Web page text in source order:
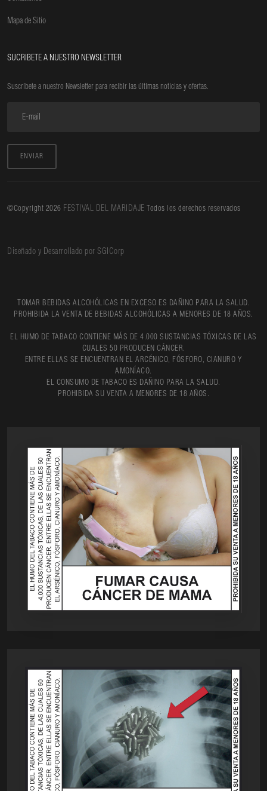
Mapa de Sitio
SUCRIBETE A NUESTRO NEWSLETTER
Suscríbete a nuestro Newsletter para recibir las últimas noticias y ofertas.
ENVIAR
©Copyright 2026 FESTIVAL DEL MARIDAJE Todos los derechos reservados
Diseñado y Desarrollado por SGICorp
TOMAR BEBIDAS ALCOHÓLICAS EN EXCESO ES DAÑINO PARA LA SALUD.
PROHIBIDA LA VENTA DE BEBIDAS ALCOHÓLICAS A MENORES DE 18 AÑOS.
EL HUMO DE TABACO CONTIENE MÁS DE 4.000 SUSTANCIAS TÓXICAS DE LAS
CUALES 50 PRODUCEN CÁNCER.
ENTRE ELLAS SE ENCUENTRAN EL ARCÉNICO, FÓSFORO, CIANURO Y
AMONÍACO.
EL CONSUMO DE TABACO ES DAÑINO PARA LA SALUD.
PROHIBIDA SU VENTA A MENORES DE 18 AÑOS.